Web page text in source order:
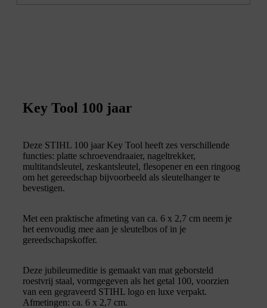
Key Tool 100 jaar
Deze STIHL 100 jaar Key Tool heeft zes verschillende
functies: platte schroevendraaier, nageltrekker,
multitandsleutel, zeskantsleutel, flesopener en een ringoog
om het gereedschap bijvoorbeeld als sleutelhanger te
bevestigen.
Met een praktische afmeting van ca. 6 x 2,7 cm neem je
het eenvoudig mee aan je sleutelbos of in je
gereedschapskoffer.
Deze jubileumeditie is gemaakt van mat geborsteld
roestvrij staal, vormgegeven als het getal 100, voorzien
van een gegraveerd STIHL logo en luxe verpakt.
Afmetingen: ca. 6 x 2,7 cm.